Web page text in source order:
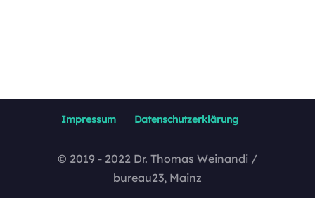
Impressum Datenschutzerklärung
© 2019 - 2022 Dr. Thomas Weinandi /
bureau23, Mainz